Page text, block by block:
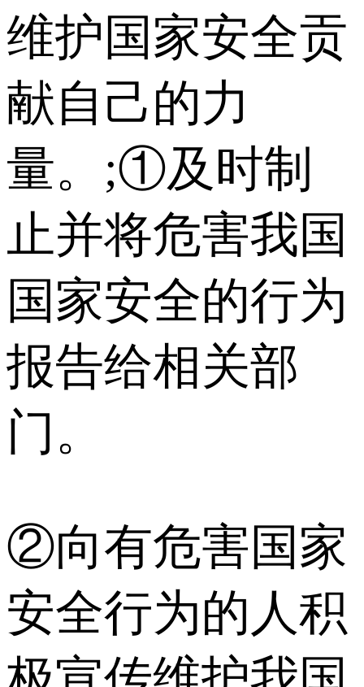
维护国家安全贡
献自己的力
量。;①及时制
止并将危害我国
国家安全的行为
报告给相关部
门。
②向有危害国家
安全行为的人积